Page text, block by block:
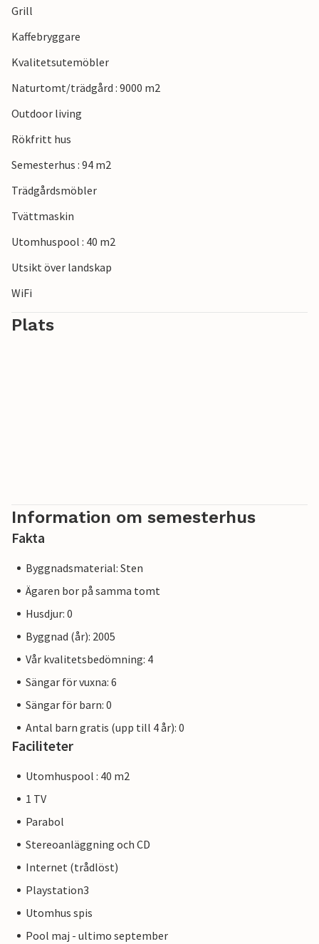
medeltida temaparken Sanc. Michael i Raponji.
Grill
Kaffebryggare
Kvalitetsutemöbler
Naturtomt/trädgård : 9000 m2
Outdoor living
Rökfritt hus
Semesterhus : 94 m2
Trädgårdsmöbler
Tvättmaskin
Utomhuspool : 40 m2
Utsikt över landskap
WiFi
Plats
Information om semesterhus
Fakta
Byggnadsmaterial: Sten
Ägaren bor på samma tomt
Husdjur: 0
Byggnad (år): 2005
Vår kvalitetsbedömning: 4
Sängar för vuxna: 6
Sängar för barn: 0
Antal barn gratis (upp till 4 år): 0
Faciliteter
Utomhuspool : 40 m2
1 TV
Parabol
Stereoanläggning och CD
Internet (trådlöst)
Playstation3
Utomhus spis
Pool maj - ultimo september